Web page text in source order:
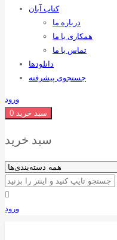
کتاب آبان
درباره ما
همکاری با ما
تماس با ما
دانلودها
جستجوی پیشرفته
ورود
سبد خرید 0
سبد خرید
ورود